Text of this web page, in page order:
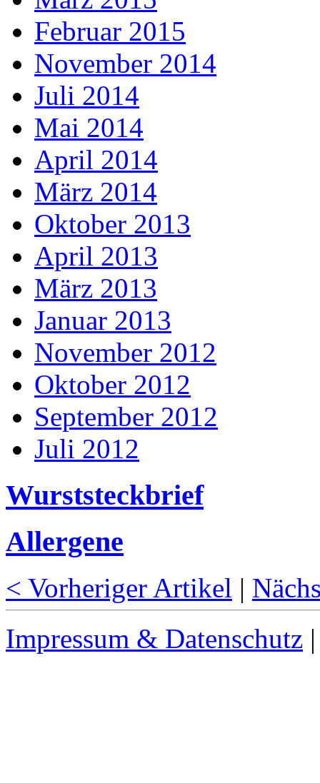
Februar 2015
November 2014
Juli 2014
Mai 2014
April 2014
März 2014
Oktober 2013
April 2013
März 2013
Januar 2013
November 2012
Oktober 2012
September 2012
Juli 2012
Wurststeckbrief
Allergene
< Vorheriger Artikel |
Impressum & Datenschutz